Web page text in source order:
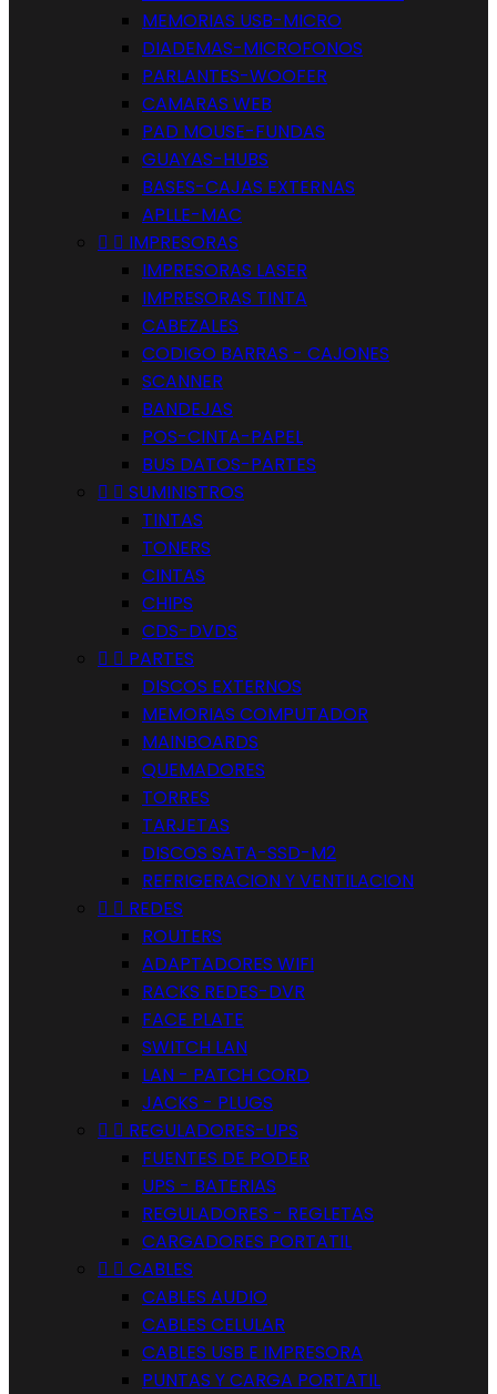
MEMORIAS USB-MICRO
DIADEMAS-MICROFONOS
PARLANTES-WOOFER
CAMARAS WEB
PAD MOUSE-FUNDAS
GUAYAS-HUBS
BASES-CAJAS EXTERNAS
APLLE-MAC
  IMPRESORAS
IMPRESORAS LASER
IMPRESORAS TINTA
CABEZALES
CODIGO BARRAS - CAJONES
SCANNER
BANDEJAS
POS-CINTA-PAPEL
BUS DATOS-PARTES
  SUMINISTROS
TINTAS
TONERS
CINTAS
CHIPS
CDS-DVDS
  PARTES
DISCOS EXTERNOS
MEMORIAS COMPUTADOR
MAINBOARDS
QUEMADORES
TORRES
TARJETAS
DISCOS SATA-SSD-M2
REFRIGERACION Y VENTILACION
  REDES
ROUTERS
ADAPTADORES WIFI
RACKS REDES-DVR
FACE PLATE
SWITCH LAN
LAN - PATCH CORD
JACKS - PLUGS
  REGULADORES-UPS
FUENTES DE PODER
UPS - BATERIAS
REGULADORES - REGLETAS
CARGADORES PORTATIL
  CABLES
CABLES AUDIO
CABLES CELULAR
CABLES USB E IMPRESORA
PUNTAS Y CARGA PORTATIL